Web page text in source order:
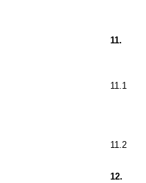
11.
11.1
11.2
12.